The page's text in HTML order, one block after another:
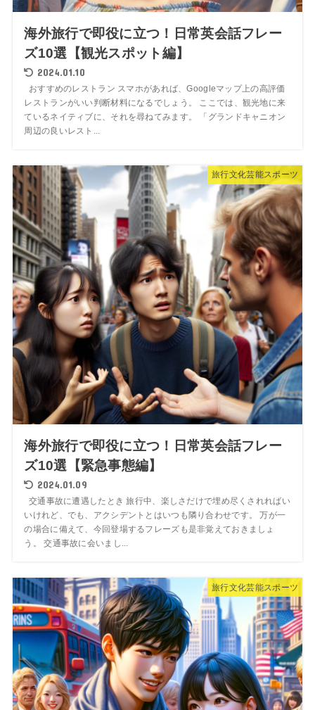
海外旅行で即役に立つ！日常英会話フレー
ズ10選【観光スポット編】
2024.01.10
おすすめのレストラン スマホがあれば、Googleマップ上の高評価
レストランがいい判断材料になるでしょう。 ここでは、観光地に来
ているネイティブに、それを尋ねてみます。 「グランドキャニオン
周辺の良いレスト...
旅行文化芸能スポーツ
海外旅行で即役に立つ！日常英会話フレー
ズ10選【緊急事態編】
2024.01.09
交通事故に遭遇したとき 旅行中、楽しさだけで埋め尽くされればい
いけれど、でも、アクシデントとはいつも隣り合わせです。 万が一
の場合に備えて、今回登場するフレーズも是非覚えておきましょ
う。 交通事故に会いまし...
旅行文化芸能スポーツ